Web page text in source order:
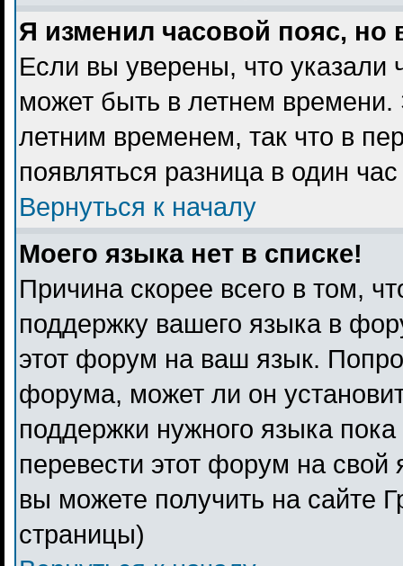
Я изменил часовой пояс, но
Если вы уверены, что указали
может быть в летнем
летним временем, так что в
появляться разница в один
Вернуться к началу
Моего языка нет в списке!
Причина скорее всего в том,
поддержку вашего языка в
этот форум на ваш язык.
форума, может ли он
поддержки нужного языка
перевести этот форум на
вы можете получить на сайте
страницы)